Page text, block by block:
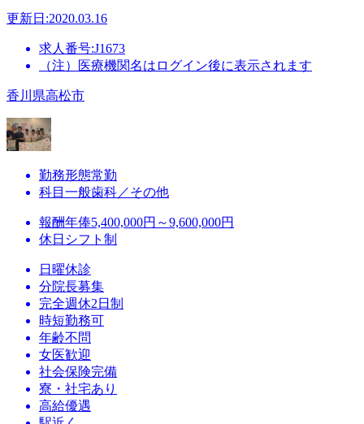
更新日:2020.03.16
求人番号:J1673
（注）医療機関名はログイン後に表示されます
香川県高松市
勤務形態常勤
科目 一般歯科／その他
報酬年俸5,400,000円～9,600,000円
休日 シフト制
日曜休診
分院長募集
完全週休2日制
時短勤務可
年齢不問
女医歓迎
社会保険完備
寮・社宅あり
高給優遇